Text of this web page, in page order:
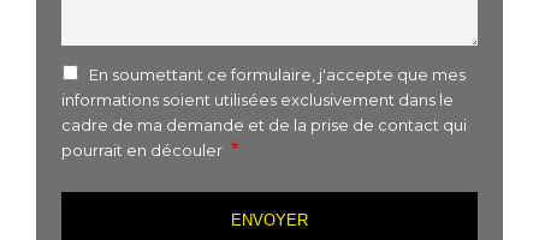
En soumettant ce formulaire, j'accepte que mes
informations soient utilisées exclusivement dans le
cadre de ma demande et de la prise de contact qui
pourrait en découler